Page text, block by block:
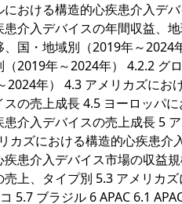
における構造的心疾患介入デ
患介入デバイスの年間収益、
国・地域別（2019年～2024
（2019年～2024年） 4.2.2 グ
2024年） 4.3 アメリカズに
スの売上成長 4.5 ヨーロッパ
患介入デバイスの売上成長 5
カズにおける構造的心疾患
疾患介入デバイス市場の収益
売上、タイプ別 5.3 アメリカ
5.7 ブラジル 6 APAC 6.1